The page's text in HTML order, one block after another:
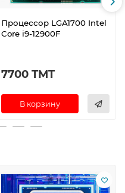
Процессор LGA1700 Intel
Core i9-12900F
7700 TMT
В корзину